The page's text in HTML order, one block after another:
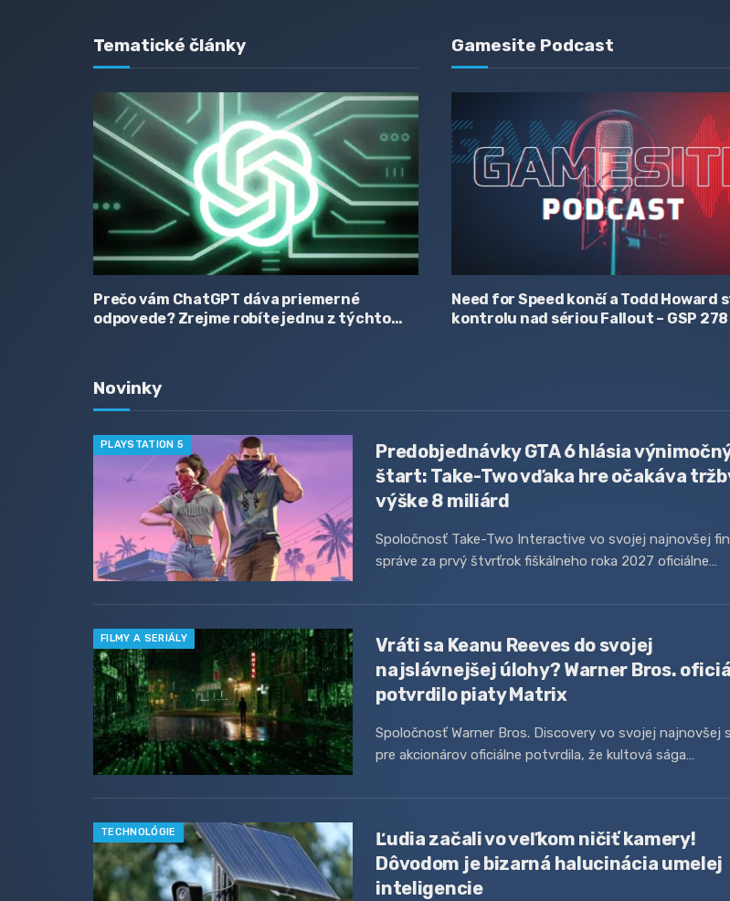
Tematické články
Prečo vám ChatGPT dáva priemerné
odpovede? Zrejme robíte jednu z týchto
Gamesite Podcast
Need for Speed končí a Todd Howard
kontrolu nad sériou Fallout – GSP 278
Novinky
PLAYSTATION 5
Predobjednávky GTA 6 hlásia
štart: Take-Two vďaka hre očakáva
výške 8 miliárd
Spoločnosť Take-Two Interactive vo svojej najnovšej
správe za prvý štvrťrok fiškálneho roka 2027 oficiálne…
FILMY A SERIÁLY
Vráti sa Keanu Reeves do svojej
najslávnejšej úlohy? Warner Bros.
potvrdilo piaty Matrix
Spoločnosť Warner Bros. Discovery vo svojej najnovšej
pre akcionárov oficiálne potvrdila, že kultová sága…
TECHNOLÓGIE
Ľudia začali vo veľkom ničiť kamery!
Dôvodom je bizarná halucinácia umelej
inteligencie